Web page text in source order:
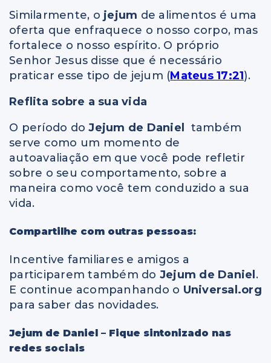
Similarmente, o jejum de alimentos é uma
oferta que enfraquece o nosso corpo, mas
fortalece o nosso espírito. O próprio
Senhor Jesus disse que é necessário
praticar esse tipo de jejum (Mateus 17:21).
Reflita sobre a sua vida
O período doJejum de Daniel
também
serve como um momento de
autoavaliação em que você pode refletir
sobre o seu comportamento, sobre a
maneira como você tem conduzido a sua
vida.
Compartilhe com outras pessoas:
Incentive familiares e amigos a
participarem também do Jejum de Daniel .
E continue acompanhando o Universal.org
para saber das novidades.
Jejum de Daniel – Fique sintonizado nas
redes sociais